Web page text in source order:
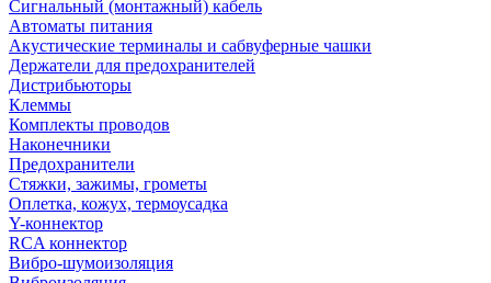
Сигнальный (монтажный) кабель
Автоматы питания
Акустические терминалы и сабвуферные чашки
Держатели для предохранителей
Дистрибьюторы
Клеммы
Комплекты проводов
Наконечники
Предохранители
Стяжки, зажимы, грометы
Оплетка, кожух, термоусадка
Y-коннектор
RCA коннектор
Вибро-шумоизоляция